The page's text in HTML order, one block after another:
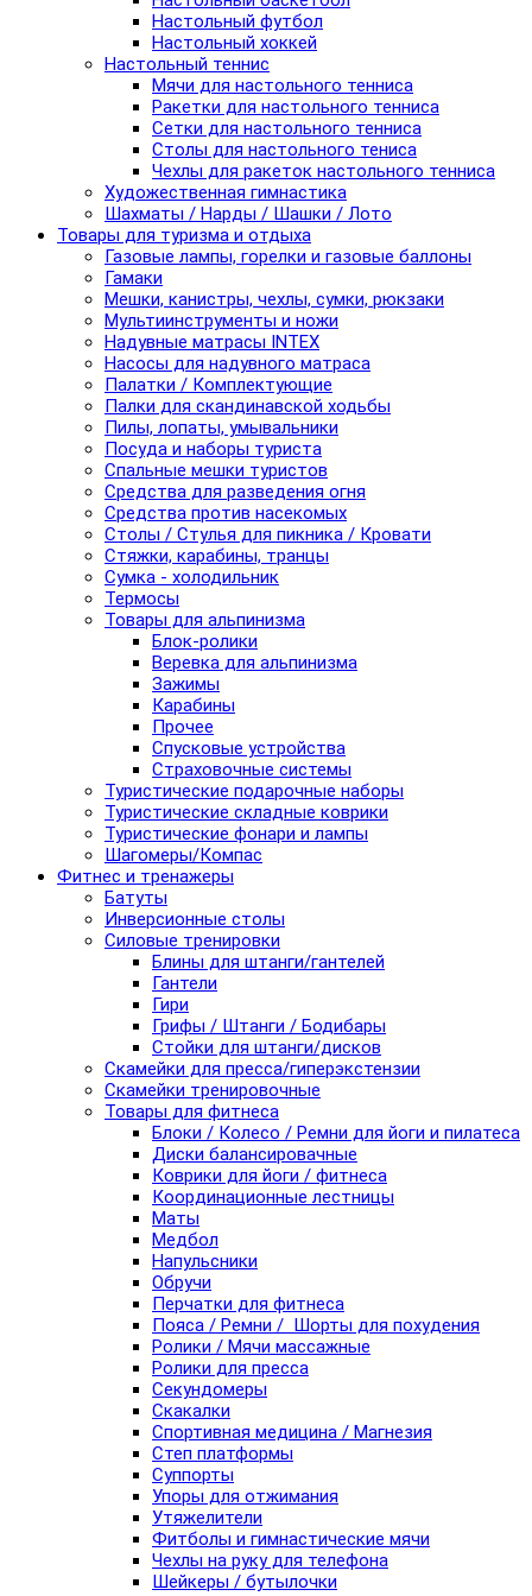
Настольный футбол
Настольный хоккей
Настольный теннис
Мячи для настольного тенниса
Ракетки для настольного тенниса
Сетки для настольного тенниса
Столы для настольного тениса
Чехлы для ракеток настольного тенниса
Художественная гимнастика
Шахматы / Нарды / Шашки / Лото
Товары для туризма и отдыха
Газовые лампы, горелки и газовые баллоны
Гамаки
Мешки, канистры, чехлы, сумки, рюкзаки
Мультиинструменты и ножи
Надувные матрасы INTEX
Насосы для надувного матраса
Палатки / Комплектующие
Палки для скандинавской ходьбы
Пилы, лопаты, умывальники
Посуда и наборы туриста
Спальные мешки туристов
Средства для разведения огня
Средства против насекомых
Столы / Стулья для пикника / Кровати
Стяжки, карабины, транцы
Сумка - холодильник
Термосы
Товары для альпинизма
Блок-ролики
Веревка для альпинизма
Зажимы
Карабины
Прочее
Спусковые устройства
Страховочные системы
Туристические подарочные наборы
Туристические складные коврики
Туристические фонари и лампы
Шагомеры/Компас
Фитнес и тренажеры
Батуты
Инверсионные столы
Силовые тренировки
Блины для штанги/гантелей
Гантели
Гири
Грифы / Штанги / Бодибары
Стойки для штанги/дисков
Скамейки для пресса/гиперэкстензии
Скамейки тренировочные
Товары для фитнеса
Блоки / Колесо / Ремни для йоги и пилатеса
Диски балансировачные
Коврики для йоги / фитнеса
Координационные лестницы
Маты
Медбол
Напульсники
Обручи
Перчатки для фитнеса
Пояса / Ремни / Шорты для похудения
Ролики / Мячи массажные
Ролики для пресса
Секундомеры
Скакалки
Спортивная медицина / Магнезия
Степ платформы
Суппорты
Упоры для отжимания
Утяжелители
Фитболы и гимнастические мячи
Чехлы на руку для телефона
Шейкеры / бутылочки